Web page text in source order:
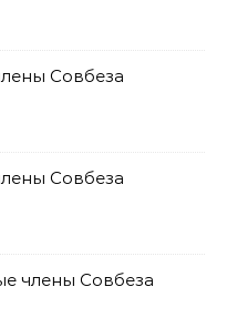
Совбеза
Совбеза
члены Совбеза